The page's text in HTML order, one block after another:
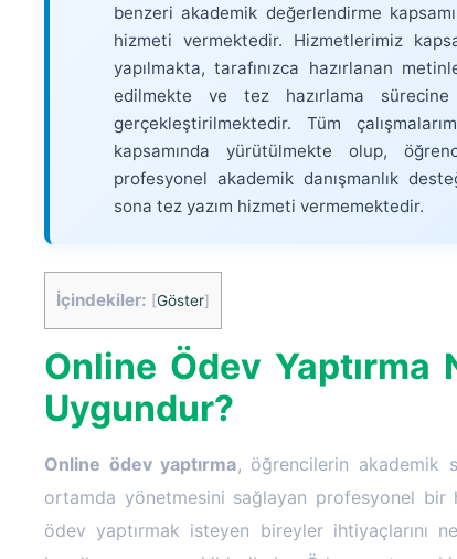
benzeri akademik değerlendirme
hizmeti vermektedir. Hizmetlerimiz
yapılmakta, tarafınızca hazırlanan
edilmekte ve tez hazırlama
gerçekleştirilmektedir. Tüm
kapsamında yürütülmekte olup,
profesyonel akademik danışmanlık
sona tez yazım hizmeti vermemektedir.
İçindekiler: [Göster]
Online Ödev
Uygundur?
Online ödev yaptırma, öğrencilerin akademik
ortamda yönetmesini sağlayan profesyonel bir
ödev yaptırmak isteyen bireyler ihtiyaçlarını